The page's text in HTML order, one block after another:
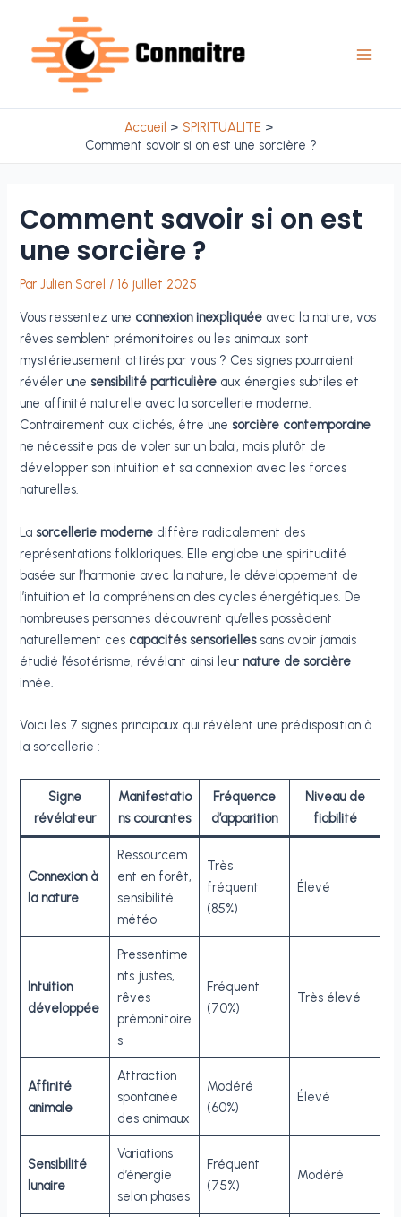
contenu
Accueil
SPIRITUALITE
Comment savoir si on est une sorcière ?
Comment savoir si on est
une sorcière ?
ParJulien Sorel / 16 juillet 2025
Vous ressentez une connexion inexpliquée avec la nature, vos
rêves semblent prémonitoires ou les animaux sont
mystérieusement attirés par vous ? Ces signes pourraient
révéler une sensibilité particulière aux énergies subtiles et
une affinité naturelle avec la sorcellerie moderne.
Contrairement aux clichés, être une sorcière contemporaine
ne nécessite pas de voler sur un balai, mais plutôt de
développer son intuition et sa connexion avec les forces
naturelles.
La sorcellerie moderne diffère radicalement des
représentations folkloriques. Elle englobe une spiritualité
basée sur l’harmonie avec la nature, le développement de
l’intuition et la compréhension des cycles énergétiques. De
nombreuses personnes découvrent qu’elles possèdent
naturellement ces capacités sensoriellessans avoir jamais
étudié l’ésotérisme, révélant ainsi leur nature de sorcière
innée.
Voici les 7 signes principaux qui révèlent une prédisposition à
la sorcellerie :
Signe
révélateur
Manifestatio
ns courantes
Fréquence
d’apparition
Niveau de
fiabilité
Connexion à
la nature
Ressourcem
ent en forêt,
sensibilité
météo
Très
fréquent
(85%)
Élevé
Intuition
développée
Pressentime
nts justes,
rêves
prémonitoire
s
Fréquent
(70%)
Très élevé
Affinité
animale
Attraction
spontanée
des animaux
Modéré
(60%)
Élevé
Sensibilité
lunaire
Variations
d’énergie
selon phases
Fréquent
(75%)
Modéré